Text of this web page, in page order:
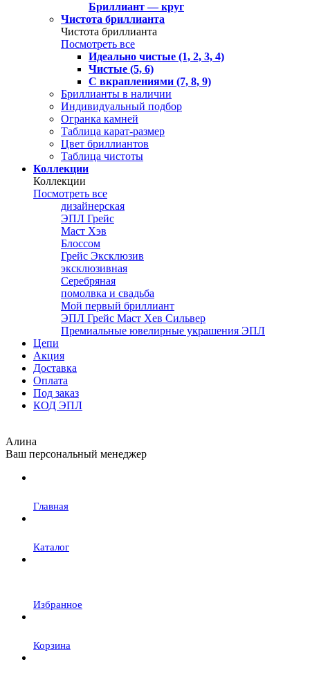
Бриллиант — круг
Чистота бриллианта
Чистота бриллианта
Посмотреть все
Идеально чистые (1, 2, 3, 4)
Чистые (5, 6)
С вкраплениями (7, 8, 9)
Бриллианты в наличии
Индивидуальный подбор
Огранка камней
Таблица карат-размер
Цвет бриллиантов
Таблица чистоты
Коллекции
Коллекции
Посмотреть все
дизайнерская
ЭПЛ Грейс
Маст Хэв
Блоссом
Грейс Эксклюзив
эксклюзивная
Серебряная
помолвка и свадьба
Мой первый бриллиант
ЭПЛ Грейс Маст Хев Сильвер
Премиальные ювелирные украшения ЭПЛ
Цепи
Акция
Доставка
Оплата
Под заказ
КОД ЭПЛ
Алина
Ваш персональный менеджер
Главная
Каталог
Избранное
Корзина